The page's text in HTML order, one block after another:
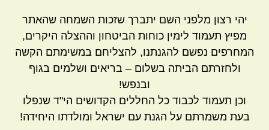
יהי רצון מלפני השם יתברך שזכות השמחה שהאתר
מפיץ תעמוד לימין כוחות הביטחון וההצלה היקרים,
המחרפים נפשם להגנתנו, להצליחם במשימתם הקשה
ולחזרתם הביתה בשלום – בריאים ושלמים בגוף
ובנפש!
וכן תעמוד לכבוד כל החללים הקדושים הי"ד שנפלו
בעת משמרתם על הגנת עם ישראל ומולדתו היחידה!